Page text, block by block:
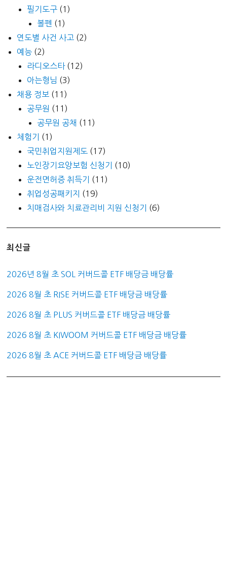
필기도구 (1)
볼펜 (1)
연도별 사건 사고 (2)
예능 (2)
라디오스타(12)
아는형님 (3)
채용 정보 (11)
공무원 (11)
공무원 공채 (11)
체험기
(1)
국민취업지원제도 (17)
노인장기요양보험 신청기
(10)
운전면허증 취득기
(11)
취업성공패키지
(19)
치매검사와 치료관리비 지원 신청기
(6)
최신글
2026년 8월 초 SOL 커버드콜 ETF 배당금 배당률
2026 8월 초 RISE 커버드콜 ETF 배당금 배당률
2026 8월 초 PLUS 커버드콜 ETF 배당금 배당률
2026 8월 초 KIWOOM 커버드콜 ETF 배당금 배당률
2026 8월 초 ACE 커버드콜 ETF 배당금 배당률